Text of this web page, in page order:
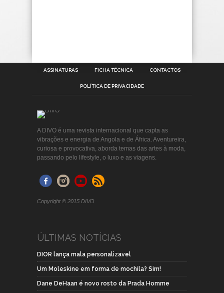
ASSINATURAS FICHA TÉCNICA CONTACTOS
POLÍTICA DE PRIVACIDADE
A DIVO é uma revista internacional que capta as
vibrações e energia de Angola e de África. Aventureira,
curiosa e provocativa, aborda temas das artes à moda,
passando pelo lifestyle, o luxo e as viagens.
Copyright © 2015 DIVO
ÚLTIMAS NOTÍCIAS
DIOR lança mala personalizavel
Um Moleskine em forma de mochila? Sim!
Dane DeHaan é novo rosto da Prada Homme